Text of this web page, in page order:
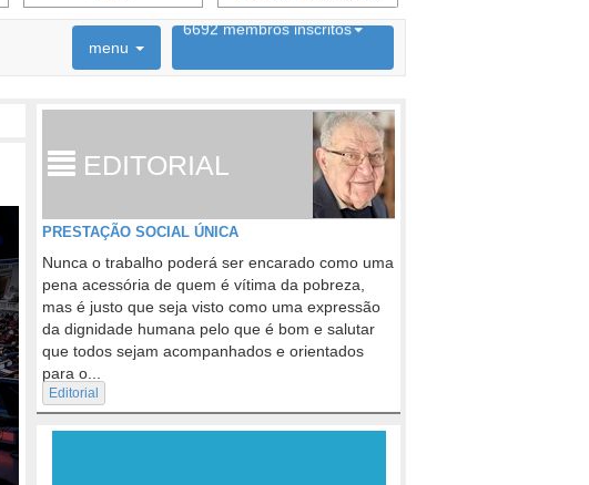
menu
EDITORIAL
PRESTAÇÃO SOCIAL ÚNICA
Nunca o trabalho poderá ser encarado como uma
pena acessória de quem é vítima da pobreza,
mas é justo que seja visto como uma expressão
da dignidade humana pelo que é bom e salutar
que todos sejam acompanhados e orientados
para o...
Editorial